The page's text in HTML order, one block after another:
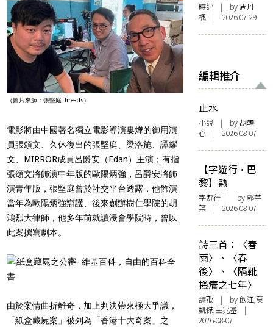
（圖片來源：張堅庭Threads）
電影將由中國著名獨立電影導演婁燁的御用演
員張頌文、久休復出的張堅庭、梁洛施、譚耀
文、MIRROR成員呂爵安（Edan）主演；有指
張頌文將飾演中年版的歐陽炳強，呂爵安將飾
演青年版，張堅庭曾於社交平台透露，他飾演
當年為歐陽炳強辯護、後來創辦樹仁學院的胡
鴻烈大律師，他多年前就讀浸會學院時，曾以
此案撰寫劇本。
由於案情曲折離奇，加上判決帶來極大爭議，
「紙盒藏屍案」被列為「香港十大奇案」之
時評 | by周丹
楓 | 2026-07-29
編輯推介
止水
小說 | by 胡韡
心 | 2026-08-07
【字遊行·巴
黎】熱
字遊行 | by 郭芊
葉 | 2026-08-07
詩三首：〈春
雨〉、〈春
後〉、〈隔靴
搔癢之七年〉
詩歌 | by 飲江,莫
凱傑,王兆基 |
2026-08-07